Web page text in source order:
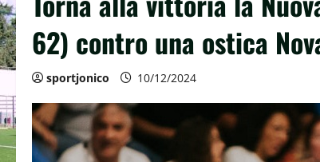
62) contro una ostica
sportjonico 10/12/2024